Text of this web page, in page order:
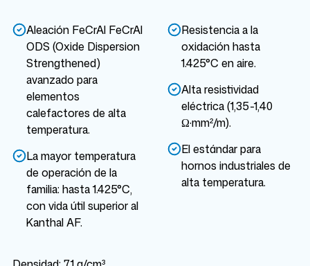
Aleación FeCrAl FeCrAl
ODS (Oxide Dispersion
Strengthened)
avanzado para
elementos
calefactores de alta
temperatura.
La mayor temperatura
de operación de la
familia: hasta 1.425°C,
con vida útil superior al
Kanthal AF.
Resistencia a la
oxidación hasta
1.425°C en aire.
Alta resistividad
eléctrica (1,35-1,40
Ω·mm²/m).
El estándar para
hornos industriales de
alta temperatura.